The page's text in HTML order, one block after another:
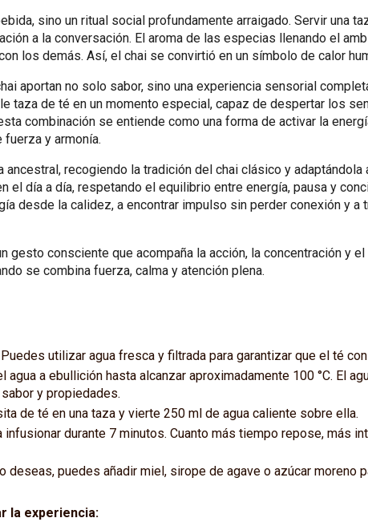
sino un ritual social profundamente arraigado. Servir una
a la conversación. El aroma de las especias llenando el
los demás. Así, el chai se convirtió en un símbolo de calor
aportan no solo sabor, sino una experiencia sensorial
taza de té en un momento especial, capaz de despertar los
combinación se entiende como una forma de activar la
y armonía.
ancestral, recogiendo la tradición del chai clásico y
el día a día, respetando el equilibrio entre energía, pausa y
desde la calidez, a encontrar impulso sin perder conexión y a
gesto consciente que acompaña la acción, la concentración y
se combina fuerza, calma y atención plena.
Puedes utilizar agua fresca y filtrada para garantizar que el té
agua a ebullición hasta alcanzar aproximadamente 100 °C. El
y propiedades.
de té en una taza y vierte 250 ml de agua caliente sobre ella.
infusionar durante 7 minutos. Cuanto más tiempo repose, más
deseas, puedes añadir miel, sirope de agave o azúcar moreno
la experiencia: